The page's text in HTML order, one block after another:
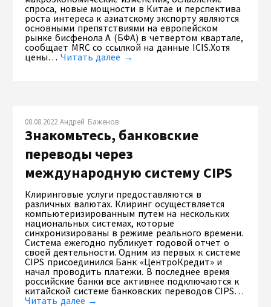
спроса, новые мощности в Китае и перспектива
роста интереса к азиатскому экспорту являются
основными препятствиями на европейском
рынке бисфенола А (БФА) в четвертом квартале,
сообщает MRC со ссылкой на данные ICIS.Хотя
цены… Читать далее →
08.08.2022 Андрей Баженов
Знакомьтесь, банковские
переводы через
международную систему CIPS
Клиринговые услуги предоставляются в
различных валютах. Клиринг осуществляется
компьютеризированным путем на нескольких
национальных системах, которые
синхронизированы в режиме реального времени.
Система ежегодно публикует годовой отчет о
своей деятельности. Одним из первых к системе
CIPS присоединился Банк «ЦентроКредит» и
начал проводить платежи. В последнее время
российские банки все активнее подключаются к
китайской системе банковских переводов CIPS…
Читать далее →